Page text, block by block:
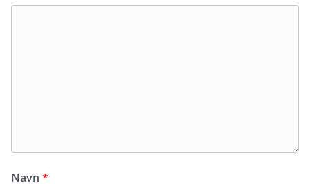
Navn *